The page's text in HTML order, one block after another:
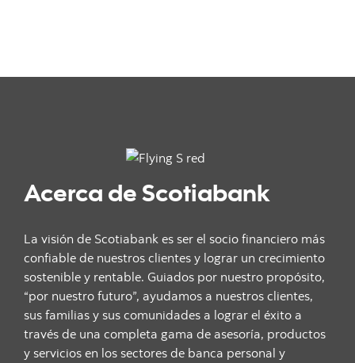
Acerca de Scotiabank
La visión de Scotiabank es ser el socio financiero más
confiable de nuestros clientes y lograr un crecimiento
sostenible y rentable. Guiados por nuestro propósito,
“por nuestro futuro”, ayudamos a nuestros clientes,
sus familias y sus comunidades a lograr el éxito a
través de una completa gama de asesoría, productos
y servicios en los sectores de banca personal y